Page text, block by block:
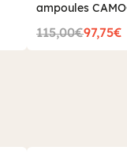
ampoules
115,00€97,75€